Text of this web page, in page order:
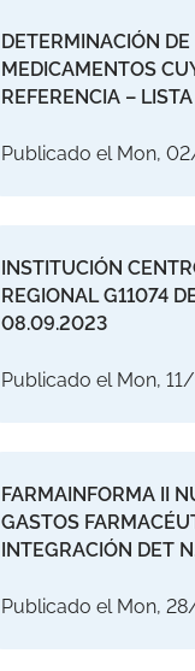
DETERMINACIÓN
MEDICAMENTOS
REFERENCIA –
Publicado el Mon,
INSTITUCIÓN
REGIONAL G11074
08.09.2023
Publicado el Mon,
FARMAINFORMA II
GASTOS
INTEGRACIÓN
Publicado el Mon,